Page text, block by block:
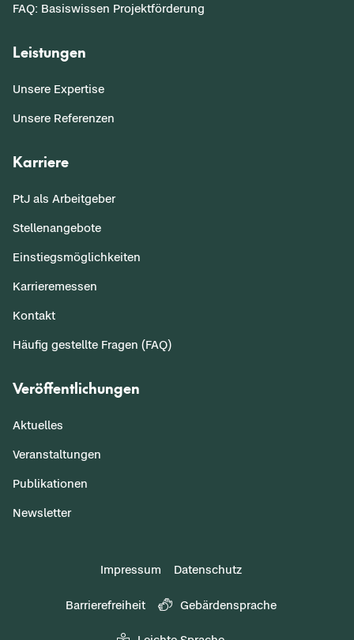
FAQ: Basiswissen Projektförderung
Leistungen
Unsere Expertise
Unsere Referenzen
Karriere
PtJ als Arbeitgeber
Stellenangebote
Einstiegsmöglichkeiten
Karrieremessen
Kontakt
Häufig gestellte Fragen (FAQ)
Veröffentlichungen
Aktuelles
Veranstaltungen
Publikationen
Newsletter
Impressum Datenschutz
Barrierefreiheit Gebärdensprache